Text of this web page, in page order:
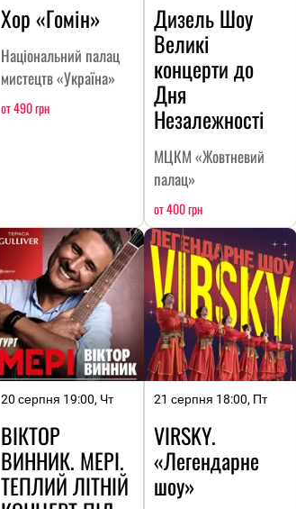
Хор «Гомін»
Національний палац
мистецтв «Україна»
от 490 грн
Дизель Шоу
Великі
концерти до
Дня
Незалежності
МЦКМ «Жовтневий
палац»
от 400 грн
20 серпня 19:00, Чт
ВІКТОР
ВИННИК. МЕРІ.
ТЕПЛИЙ ЛІТНІЙ
21 серпня 18:00, Пт
VIRSKY.
«Легендарне
шоу»